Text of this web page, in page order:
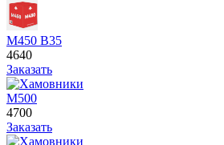
М450 В35
4640
Заказать
М500
4700
Заказать